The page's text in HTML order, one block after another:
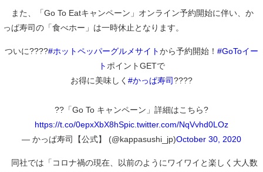
また、「Go To Eatキャンペーン」オンライン予約開始に伴い、か
っぱ寿司の「食べホー」は一時休止となります。
ついに????#ホットペッパーグルメサイトから予約開始！ #GoToイー
ト ポイントGETで
お得に美味しく #かっぱ寿司????
??「Go To キャンペーン」詳細はこちら?
https://t.co/0epxXbX8hSpic.twitter.com/NqVvhd0LOz
— かっぱ寿司【公式】 (@kappasushi_jp)October 30, 2020
同社では「コロナ禍の現在、以前のようにワイワイと楽しく大人数